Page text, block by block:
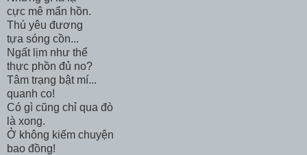
cực mê mẩn hồn.
Thú yêu đương
tựa sóng cồn...
Ngất lịm như thể
thực phồn đủ no?
Tâm trạng bật mí...
quanh co!
Có gì cũng chỉ qua đò
là xong.
Ở không kiếm chuyện
bao đồng!